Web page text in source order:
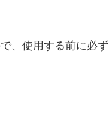
、使用する前に必ず